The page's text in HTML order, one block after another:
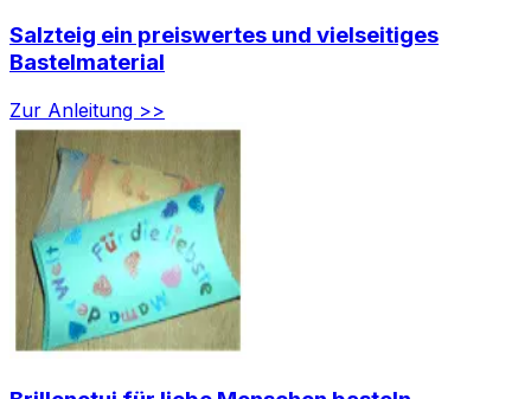
Salzteig ein preiswertes und vielseitiges
Bastelmaterial
Zur Anleitung >>